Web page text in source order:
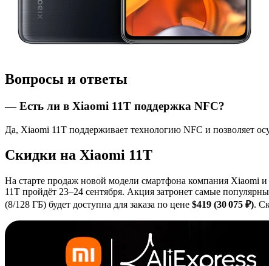
Вопросы и ответы
— Есть ли в Xiaomi 11T поддержка NFC?
Да, Xiaomi 11T поддерживает технологию NFC и позволяет
Скидки на Xiaomi 11T
На старте продаж новой модели смартфона компания Xiaomi
11T пройдёт 23–24 сентября. Акция затронет самые
(8/128 ГБ) будет доступна для заказа по цене $419 (30 075 ₽).